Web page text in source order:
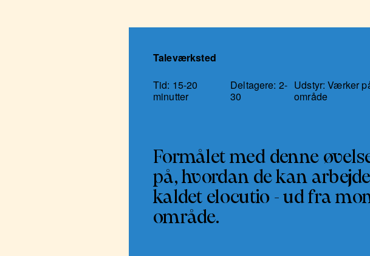
Taleværksted
Tid: 15-20
minutter
Deltagere: 2-
30
Udstyr: Værker
område
Formålet med denne
på, hvordan de kan
kaldet elocutio - ud fra
område.